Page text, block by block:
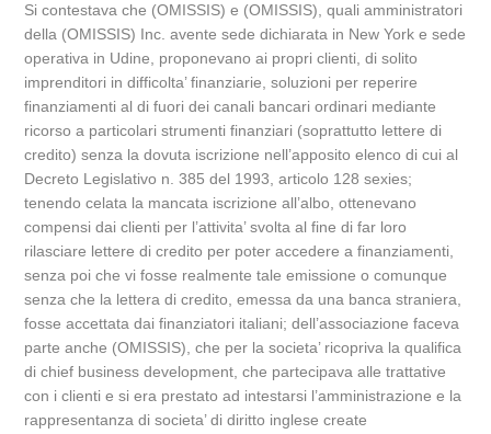
Si contestava che (OMISSIS) e (OMISSIS), quali amministratori
della (OMISSIS) Inc. avente sede dichiarata in New York e sede
operativa in Udine, proponevano ai propri clienti, di solito
imprenditori in difficolta’ finanziarie, soluzioni per reperire
finanziamenti al di fuori dei canali bancari ordinari mediante
ricorso a particolari strumenti finanziari (soprattutto lettere di
credito) senza la dovuta iscrizione nell’apposito elenco di cui al
Decreto Legislativo n. 385 del 1993, articolo 128 sexies;
tenendo celata la mancata iscrizione all’albo, ottenevano
compensi dai clienti per l’attivita’ svolta al fine di far loro
rilasciare lettere di credito per poter accedere a finanziamenti,
senza poi che vi fosse realmente tale emissione o comunque
senza che la lettera di credito, emessa da una banca straniera,
fosse accettata dai finanziatori italiani; dell’associazione faceva
parte anche (OMISSIS), che per la societa’ ricopriva la qualifica
di chief business development, che partecipava alle trattative
con i clienti e si era prestato ad intestarsi l’amministrazione e la
rappresentanza di societa’ di diritto inglese create